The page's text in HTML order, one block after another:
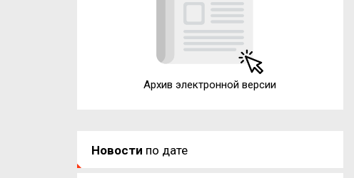
Архив электронной версии
Новости по дате